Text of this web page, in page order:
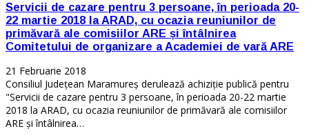
Servicii de cazare pentru 3 persoane, în perioada 20-
22 martie 2018 la ARAD, cu ocazia reuniunilor de
primăvară ale comisiilor ARE și întâlnirea
Comitetului de organizare a Academiei de vară ARE
21 Februarie 2018
Consiliul Județean Maramureș derulează achiziție publică pentru
"Servicii de cazare pentru 3 persoane, în perioada 20-22 martie
2018 la ARAD, cu ocazia reuniunilor de primăvară ale comisiilor
ARE și întâlnirea…